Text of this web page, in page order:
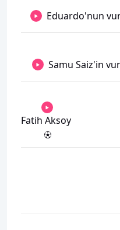
Eduardo'nun
Samu Saiz'in
Fatih Aksoy